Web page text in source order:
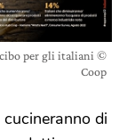
cibo per gli italiani ©
Coop
di